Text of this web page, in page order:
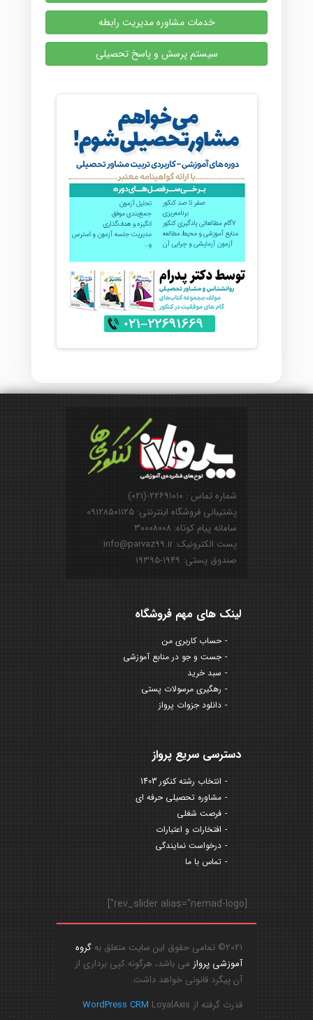
خدمات مشاوره مدیریت رابطه
سیستم پرسش و پاسخ تحصیلی
شماره تماس : ۲۲۶۹۱۰۱۰-(۰۲۱)
پشتیبانی فروشگاه اینترنتی: ۰۹۱۲۸۵۰۱۱۲۵
سامانه پیام کوتاه: ۳۰۰۰۸۰۰۸
پست الکترونیک: info@parvaz99.ir
صندوق پستی: ۱۹۴۹-۱۹۳۹۵
لینک های مهم فروشگاه
حساب کاربری من
جست و جو در منابع آموزشی
سبد خرید
رهگیری مرسولات پستی
دانلود جزوات پرواز
دسترسی سریع پرواز
انتخاب رشته کنکور 1403
مشاوره تحصیلی حرفه ای
فرصت شغلی
افتخارات و اعتبارات
درخواست نمایندگی
تماس با ما
[rev_slider alias="nemad-logo"]
2021© تمامی حقوق این سایت متعلق به
گروه
آموزشی پرواز می باشد، هرگونه کپی برداری از
آن پیگرد قانونی خواهد داشت.
قدرت گرفته از
WordPress CRM LoyalAxis